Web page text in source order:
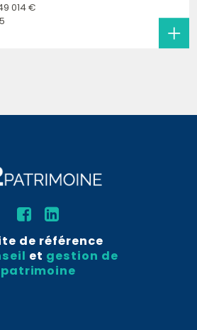
014 €
de référence
et gestion de
patrimoine